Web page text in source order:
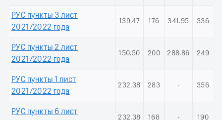
РУС пункты 3 лист
2021/2022 года
139.47 176 341.95 336
РУС пункты 2 лист
2021/2022 года
150.50 200 288.86 249
РУС пункты 1 лист
2021/2022 года
232.38 283 - 356
РУС пункты 6 лист
232.38 168 - 190